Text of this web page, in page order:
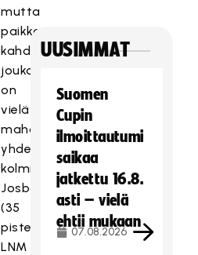
mutta
paikka
kahdeksan
joukossa
on
vielä
mahdollinen
yhdelle
kolmikosta
Josba
(35
pistettä),
LNM
UUSIMMAT
Suomen
Cupin
ilmoittautumi
saikaa
jatkettu 16.8.
asti – vielä
ehtii mukaan
07.08.2026